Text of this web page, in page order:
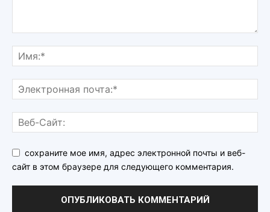
сохраните мое имя, адрес электронной почты и веб-
сайт в этом браузере для следующего комментария.